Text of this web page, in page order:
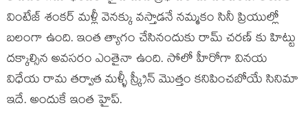
వింటేజ్ శంకర్ మళ్లీ వెనక్కు వస్తాడనే నమ్మకం సినీ ప్రియుల్లో
బలంగా ఉంది. ఇంత త్యాగం చేసినందుకు రామ్ చరణ్ కు హిట్టు
దక్కాల్సిన అవసరం ఎంతైనా ఉంది. సోలో హీరోగా వినయ
విధేయ రామ తర్వాత మళ్ళీ స్క్రీన్ మొత్తం కనిపించబోయే సినిమా
ఇదే. అందుకే ఇంత హైప్.